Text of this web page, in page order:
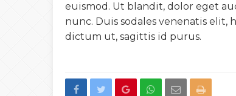
euismod. Ut blandit, dolor eget
nunc. Duis sodales venenatis elit,
dictum ut, sagittis id purus.